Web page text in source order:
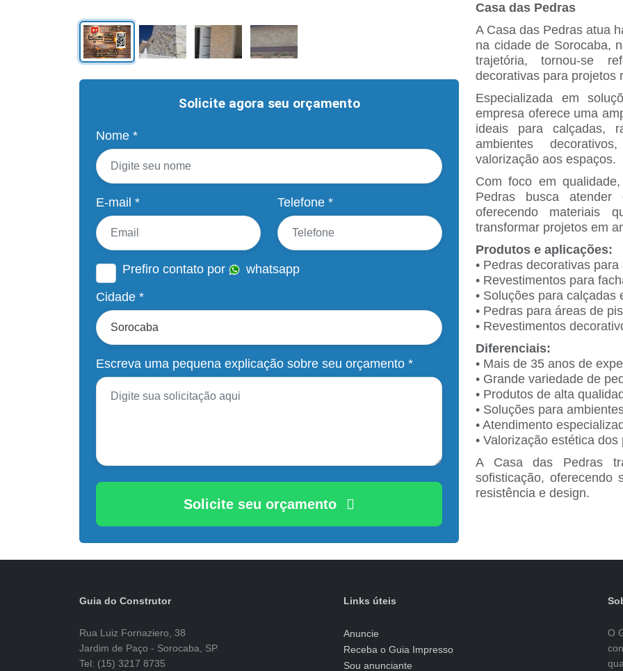
Solicite agora seu orçamento
Nome *
E-mail * Telefone *
Prefiro contato por
whatsapp
Cidade *
Escreva uma pequena explicação sobre seu orçamento *
Solicite seu orçamento
Casa das Pedras
A Casa das Pedras atua
na cidade de Sorocaba,
trajetória, tornou-se
decorativas para projetos
Especializada em
empresa oferece uma
ideais para calçadas,
ambientes
valorização aos espaços.
Com foco em
Pedras busca atender
oferecendo materiais
transformar projetos em
Produtos e aplicações:
• Pedras decorativas
• Revestimentos para
• Soluções para calçadas
• Pedras para áreas de
• Revestimentos
Diferenciais:
• Mais de 35 anos de
• Grande variedade de
• Produtos de alta
• Soluções para
• Atendimento
• Valorização estética dos
A Casa das Pedras
sofisticação, oferecendo
resistência e design.
Guia do Construtor
Rua Luiz Fornaziero, 38
Jardim de Paço - Sorocaba, SP
Tel: (15) 3217 8735
Links úteis
Anuncie
Receba o Guia Impresso
Sou anunciante
O